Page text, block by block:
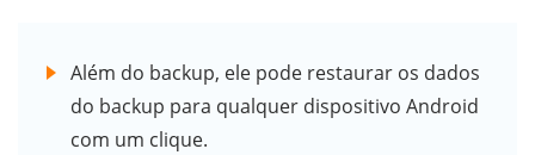
Além do backup, ele pode restaurar os dados
do backup para qualquer dispositivo Android
com um clique.